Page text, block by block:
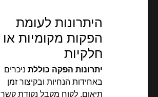
היתרונות לעומת
הפקות מקומיות או
חלקיות
יתרונות הפקה כוללת ניכרים
באחידות הנחיות ובקיצור זמן
תיאום. לקוח מקבל נקודת קשר